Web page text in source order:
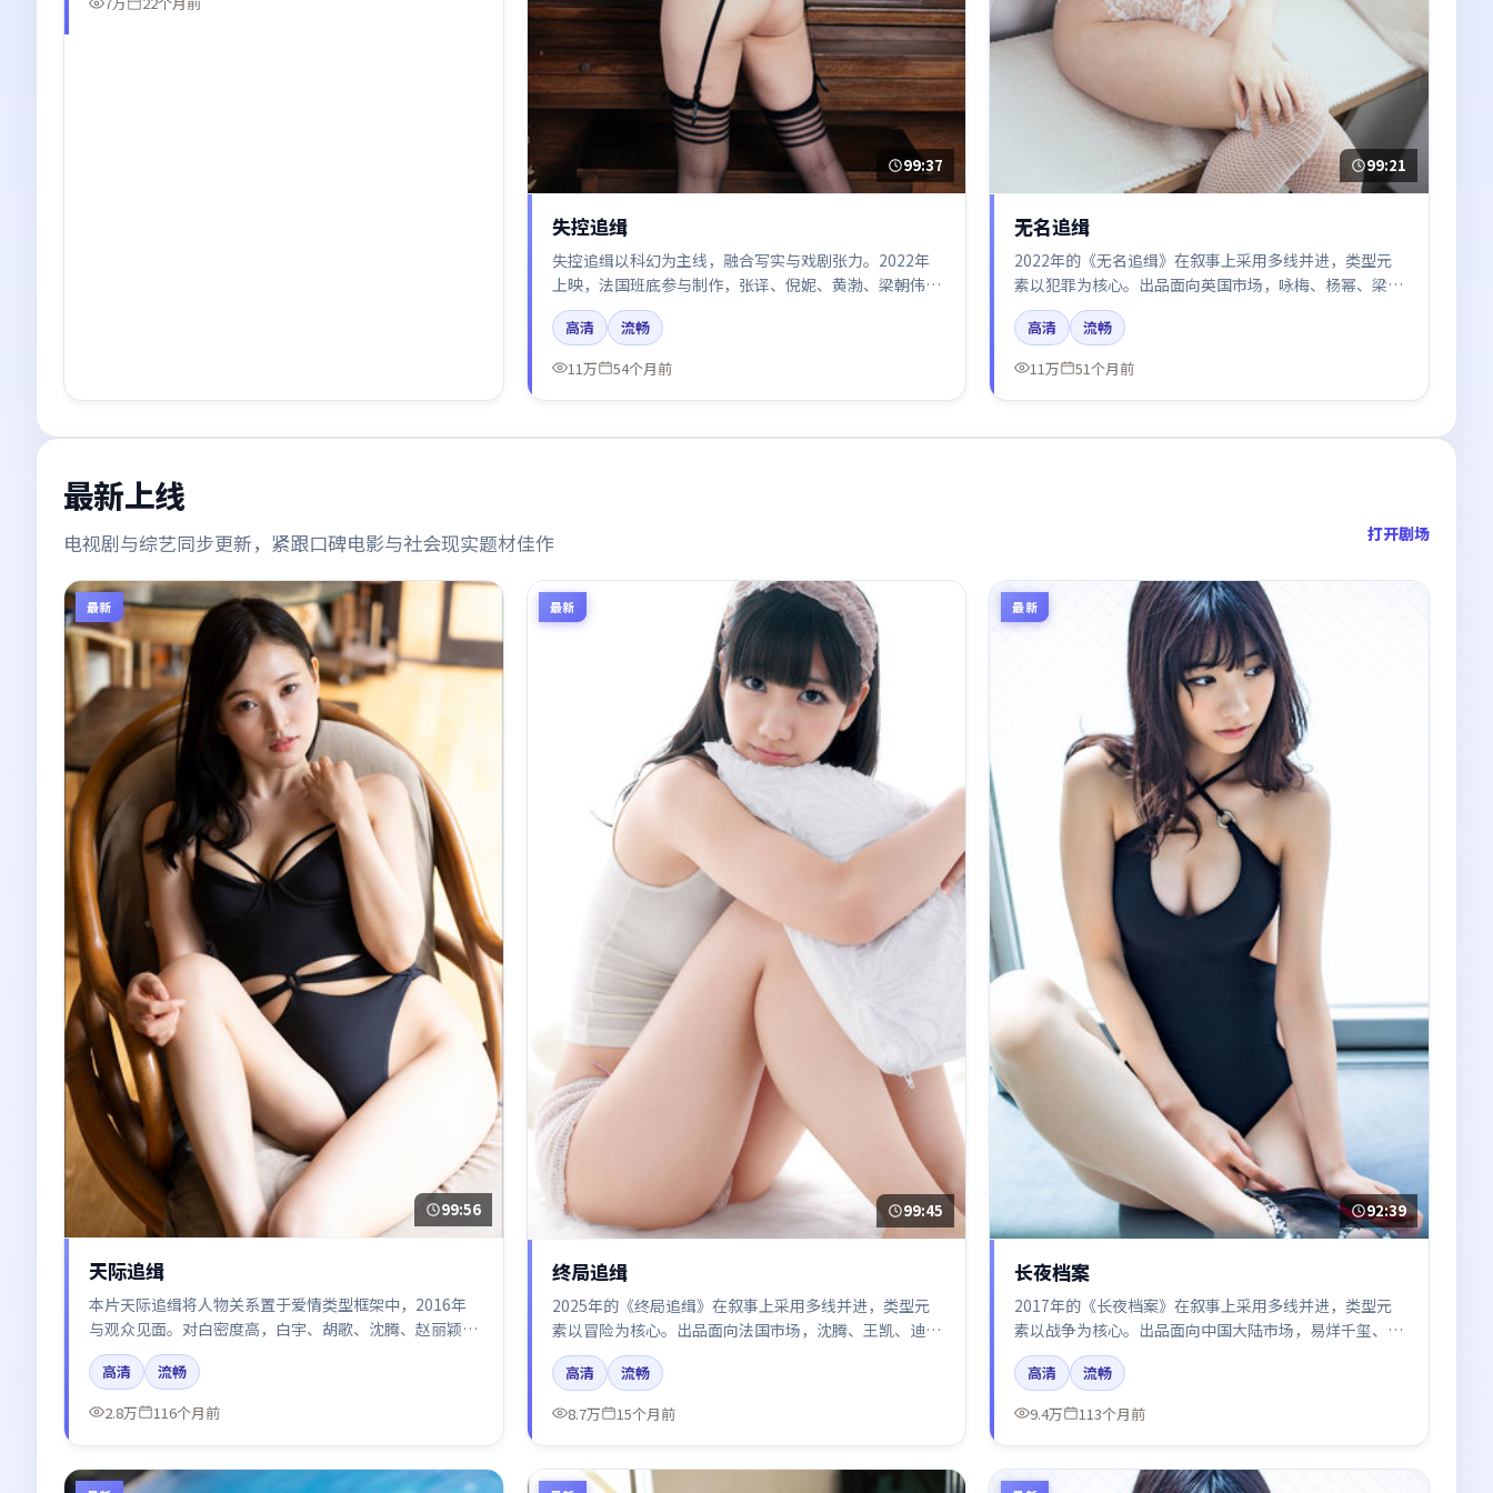
99:37
失控追缉
失控追缉以科幻为主线，融合写实与戏剧张力。2022年
上映，法国班底参与制作，张译、倪妮、黄渤、梁朝伟在
片中呈现细腻表演，影像风格统一，配乐与剪辑强化了情
绪曲线。
高清
流畅
11万
54个月前
99:21
无名追缉
2022年的《无名追缉》在叙事上采用多线并进，类型元
素以犯罪为核心。出品面向英国市场，咏梅、杨幂、梁朝
伟、周冬雨、河正宇所饰角色推动关键反转，结尾留白引
发讨论。
高清
流畅
11万
51个月前
最新上线
电视剧与综艺同步更新，紧跟口碑电影与社会现实题材佳作 打开剧场
最新
99:56
天际追缉
本片天际追缉将人物关系置于爱情类型框架中，2016年
与观众见面。对白密度高，白宇、胡歌、沈腾、赵丽颖的
台词节奏值得关注；整体气质偏日本都市与冷色调摄影。
高清
流畅
2.8万
116个月前
最新
99:45
终局追缉
2025年的《终局追缉》在叙事上采用多线并进，类型元
素以冒险为核心。出品面向法国市场，沈腾、王凯、迪丽
热巴、杨幂所饰角色推动关键反转，结尾留白引发讨论。
高清
流畅
8.7万
15个月前
最新
92:39
长夜档案
2017年的《长夜档案》在叙事上采用多线并进，类型元
素以战争为核心。出品面向中国大陆市场，易烊千玺、章
子怡、王凯、周冬雨所饰角色推动关键反转，结尾留白引
发讨论。
高清
流畅
9.4万
113个月前